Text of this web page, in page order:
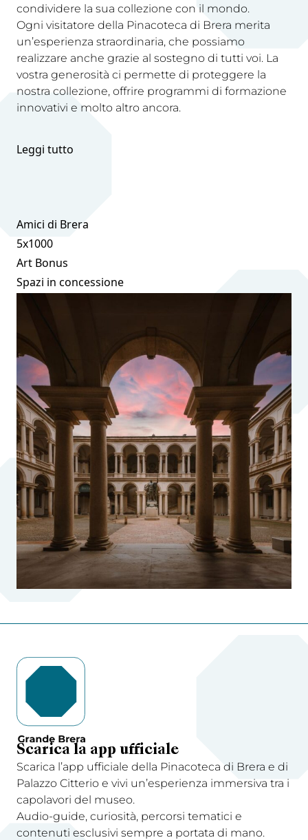
condividere la sua collezione con il mondo.
Ogni visitatore della Pinacoteca di Brera merita
un’esperienza straordinaria, che possiamo
realizzare anche grazie al sostegno di tutti voi. La
vostra generosità ci permette di proteggere la
nostra collezione, offrire programmi di formazione
innovativi e molto altro ancora.
Leggi tutto
Amici di Brera
5x1000
Art Bonus
Spazi in concessione
Scarica la app ufficiale
Scarica l’app ufficiale della Pinacoteca di Brera e di
Palazzo Citterio e vivi un’esperienza immersiva tra i
capolavori del museo.
Audio-guide, curiosità, percorsi tematici e
contenuti esclusivi sempre a portata di mano.